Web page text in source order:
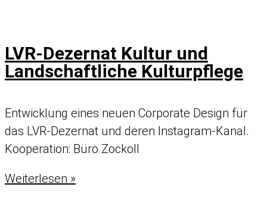
LVR-Dezernat Kultur und
Landschaftliche Kulturpflege
Entwicklung eines neuen Corporate Design für
das LVR-Dezernat und deren Instagram-Kanal.
Kooperation: Büro Zockoll
LVR-
Weiterlesen »